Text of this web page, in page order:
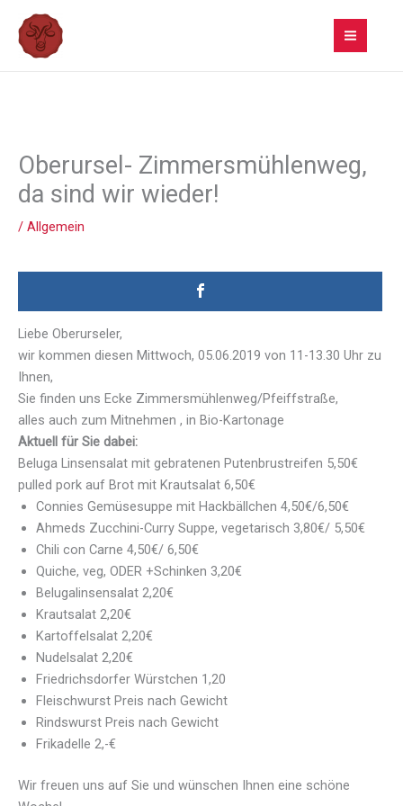
Inhalt
springen
Oberursel- Zimmersmühlenweg,
da sind wir wieder!
/ Allgemein
Liebe Oberurseler,
wir kommen diesen Mittwoch, 05.06.2019 von 11-13.30 Uhr zu
Ihnen,
Sie finden uns Ecke Zimmersmühlenweg/Pfeiffstraße,
alles auch zum Mitnehmen , in Bio-Kartonage
Aktuell für Sie dabei:
Beluga Linsensalat mit gebratenen Putenbrustreifen 5,50€
pulled pork auf Brot mit Krautsalat 6,50€
Connies Gemüsesuppe mit Hackbällchen 4,50€/6,50€
Ahmeds Zucchini-Curry Suppe, vegetarisch 3,80€/ 5,50€
Chili con Carne 4,50€/ 6,50€
Quiche, veg, ODER +Schinken 3,20€
Belugalinsensalat 2,20€
Krautsalat 2,20€
Kartoffelsalat 2,20€
Nudelsalat 2,20€
Friedrichsdorfer Würstchen 1,20
Fleischwurst Preis nach Gewicht
Rindswurst Preis nach Gewicht
Frikadelle 2,-€
Wir freuen uns auf Sie und wünschen Ihnen eine schöne